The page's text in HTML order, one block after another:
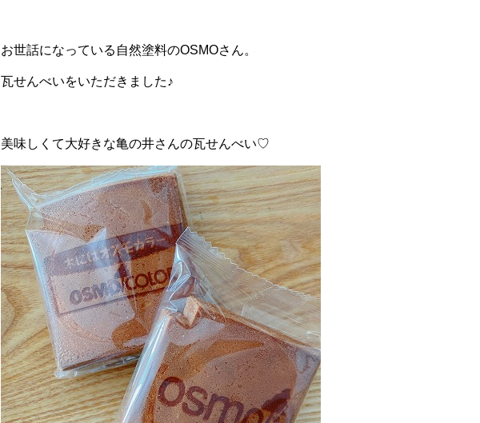
お世話になっている自然塗料のOSMOさん。
瓦せんべいをいただきました♪
美味しくて大好きな亀の井さんの瓦せんべい♡